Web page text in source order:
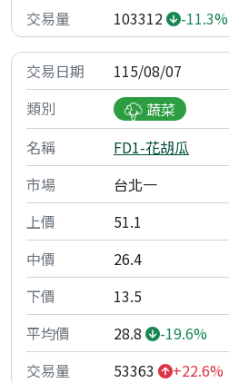
103312
-11.3%
115/08/07
蔬菜
FD1-花胡瓜
台北一
51.1
26.4
13.5
28.8
-19.6%
53363
+22.6%